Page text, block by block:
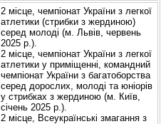
2 місце, чемпіонат України з легкої
атлетики (стрибки з жердиною)
серед молоді (м. Львів, червень
2025 р.).
2 місце, чемпіонат України з легкої
атлетики у приміщенні, командний
чемпіонат України з багатоборства
серед дорослих, молоді та юніорів
у стрибках з жердиною (м. Київ,
січень 2025 р.).
2 місце, Всеукраїнські змагання з